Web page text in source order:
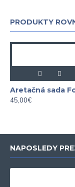
PRODUKTY
45,00€
NAPOSLEDY